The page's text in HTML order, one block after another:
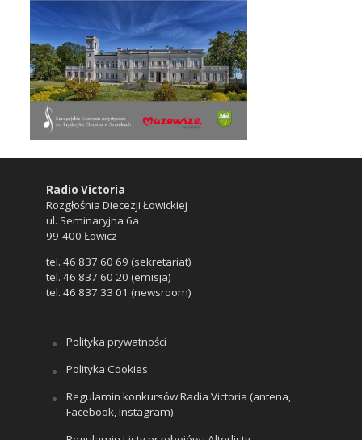
Radio Victoria
Rozgłośnia Diecezji Łowickiej
ul. Seminaryjna 6a
99-400 Łowicz
tel. 46 837 60 69 (sekretariat)
tel. 46 837 60 20 (emisja)
tel. 46 837 33 01 (newsroom)
Polityka prywatności
Polityka Cookies
Regulamin konkursów Radia Victoria (antena,
Facebook, Instagram)